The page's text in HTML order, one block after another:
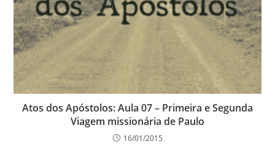
Atos dos Apóstolos: Aula 07 – Primeira e Segunda
Viagem missionária de Paulo
16/01/2015